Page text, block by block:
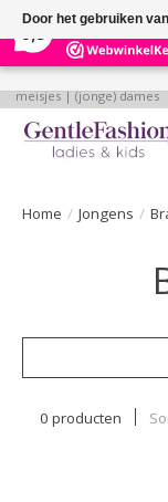
Betaalbare,
meisjes | (jonge) dames
Home / Jongens /
0 producten
Door het gebruiken
cookies om onze